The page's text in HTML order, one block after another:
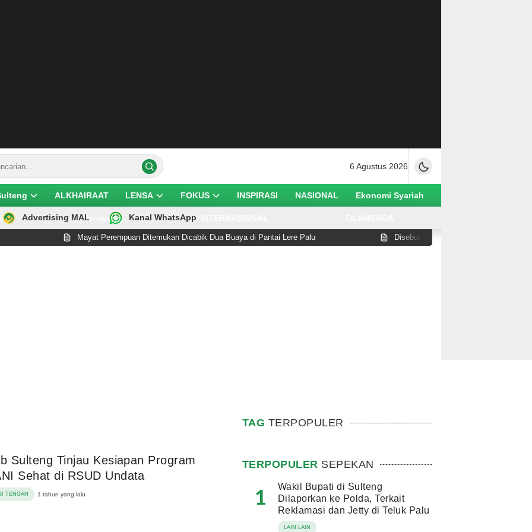
6 Agustus 2026
ALKHAIRAAT LENSA FOKUS INSPIRASI NASIONAL Ekonomi Syariah
Teropong
Advertising MAL Kanal WhatsApp
Mayat Perempuan Ditemukan Dicabik Dua Buaya di Pantai Lere Palu Disebut Lakukan Pelanggaran di Pantai
Sulteng Tinjau Kesiapan Program
Sehat di RSUD Undata
TENGAH 1 tahun yang lalu
TAG TERPOPULER
TERPOPULER SEPEKAN
1
Wakil Bupati di Sulteng
Dilaporkan ke Polda, Terkait
Reklamasi dan Jetty di Teluk Palu
LAIN LAIN